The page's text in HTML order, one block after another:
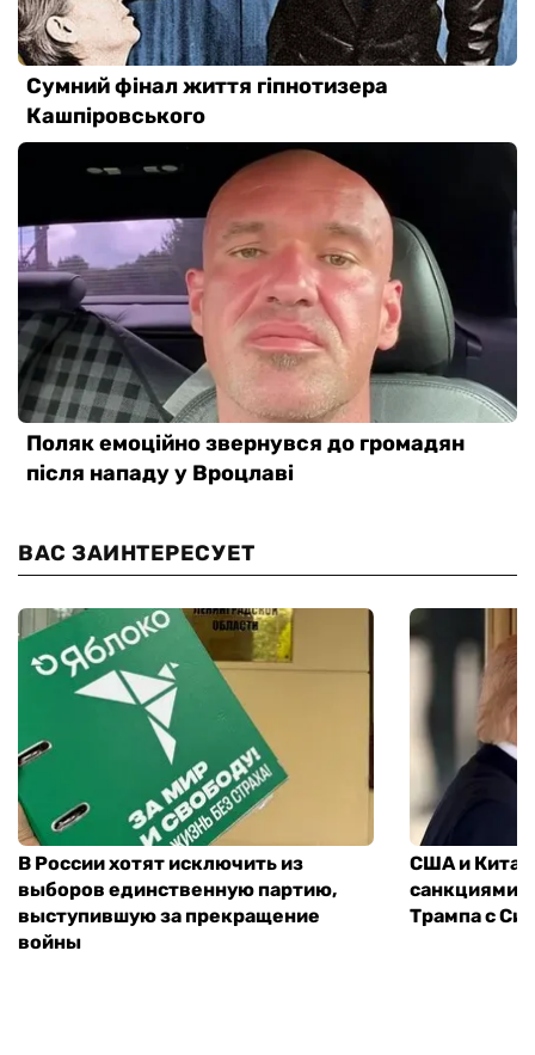
ВАС ЗАИНТЕРЕСУЕТ
В России хотят исключить из
выборов единственную партию,
выступившую за прекращение
войны
США и
санкциями:
Трампа с Си